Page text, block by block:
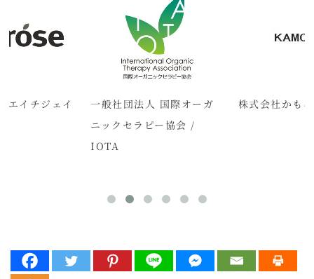
エイチジェイ
一般社団法人 国際オーガ
ニックセラピー協会 /
IOTA
株式会社かも